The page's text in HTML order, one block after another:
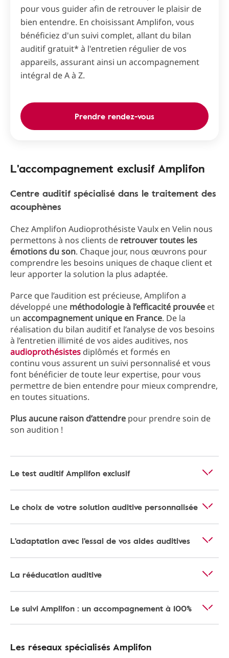
pour vous guider afin de retrouver le plaisir de
bien entendre. En choisissant Amplifon, vous
bénéficiez d'un suivi complet, allant du bilan
auditif gratuit* à l'entretien régulier de vos
appareils, assurant ainsi un accompagnement
intégral de A à Z.
Prendre rendez-vous
L'accompagnement exclusif Amplifon
Centre auditif spécialisé dans le traitement des
acouphènes
Chez Amplifon Audioprothésiste Vaulx en Velin nous
permettons à nos clients de retrouver toutes les
émotions du son. Chaque jour, nous œuvrons pour
comprendre les besoins uniques de chaque client et
leur apporter la solution la plus adaptée.
Parce que l’audition est précieuse, Amplifon a
développé une méthodologie à l’efficacité prouvée et
un accompagnement unique en France. De la
réalisation du bilan auditif et l’analyse de vos besoins
à l’entretien illimité de vos aides auditives, nos
audioprothésistes diplômés et formés en
continu vous assurent un suivi personnalisé et vous
font bénéficier de toute leur expertise, pour vous
permettre de bien entendre pour mieux comprendre,
en toutes situations.
Plus aucune raison d’attendre pour prendre soin de
son audition !
Le test auditif Amplifon exclusif
Le choix de votre solution auditive personnalisée
L'adaptation avec l'essai de vos aides auditives
La rééducation auditive
Le suivi Amplifon : un accompagnement à 100%
Les réseaux spécialisés Amplifon